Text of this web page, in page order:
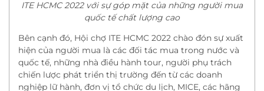
ITE HCMC 2022 với sự góp mặt của những người mua
quốc tế chất lượng cao
Bên cạnh đó, Hội chợ ITE HCMC 2022 chào đón sự xuất
hiện của người mua là các đối tác mua trong nước và
quốc tế, những nhà điều hành tour, người phụ trách
chiến lược phát triển thị trường đến từ các doanh
nghiệp lữ hành, đơn vị tổ chức du lịch, MICE, các hãng